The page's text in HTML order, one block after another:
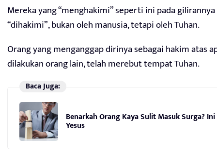
Mereka yang “menghakimi” seperti ini pada
“dihakimi”, bukan oleh manusia, tetapi oleh Tuhan.
Orang yang menganggap dirinya sebagai hakim atas
dilakukan orang lain, telah merebut tempat Tuhan.
Baca Juga:
Benarkah Orang Kaya Sulit Masuk Surga?
Yesus